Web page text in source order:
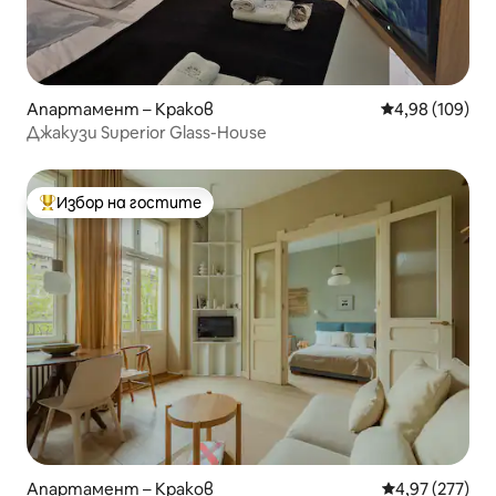
Апартамент – Краков Средна
4,98 (109)
Джакузи Superior Glass-House
Най-популярен избор на гостите
Избор на гостите
Апартамент – Краков Средна
4,97 (277)